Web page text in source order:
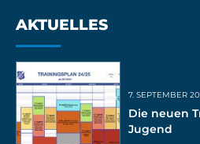
AKTUELLES
7. SEPTEMBER
Die neuen
Jugend